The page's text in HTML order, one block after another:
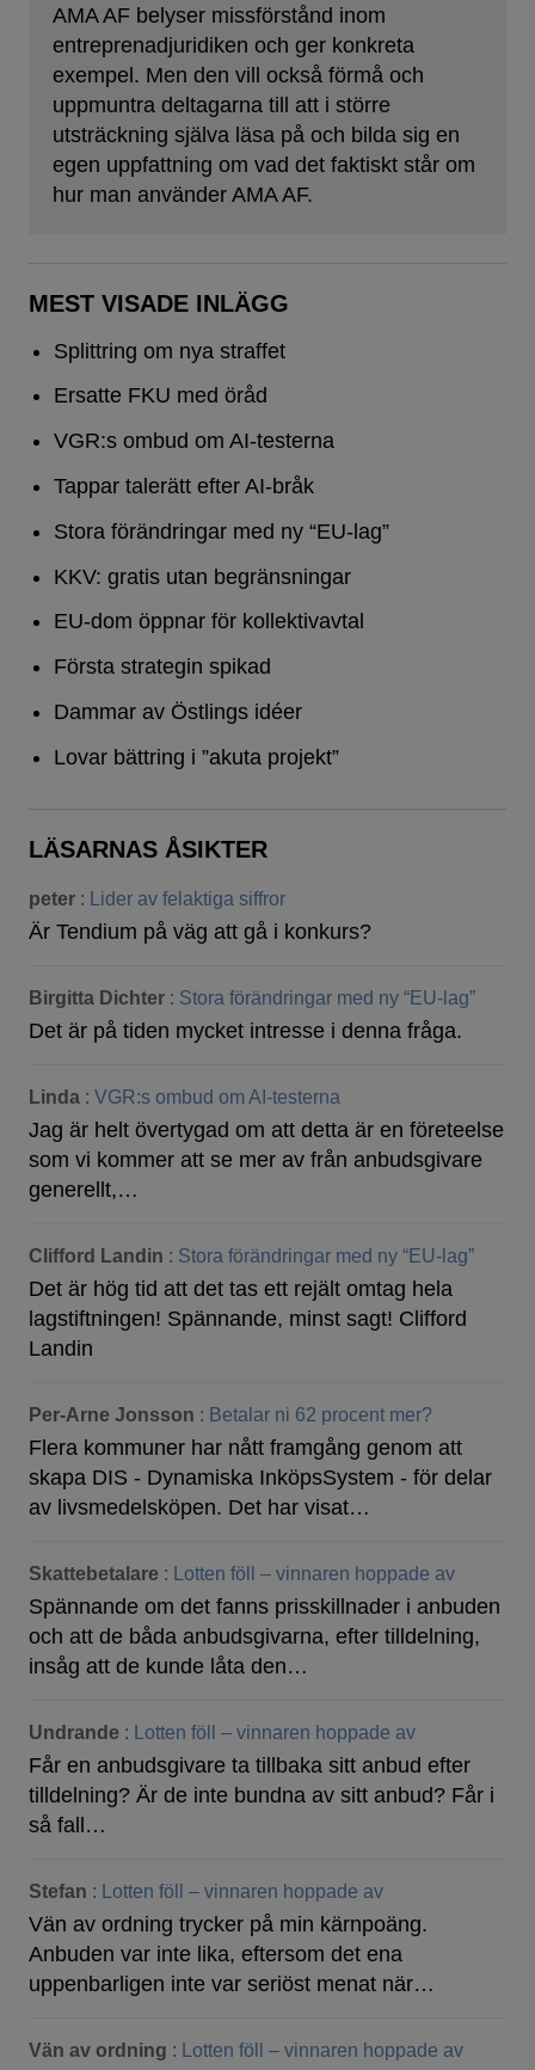
AMA AF belyser missförstånd inom
entreprenadjuridiken och ger konkreta
exempel. Men den vill också förmå och
uppmuntra deltagarna till att i större
utsträckning själva läsa på och bilda sig en
egen uppfattning om vad det faktiskt står om
hur man använder AMA AF.
MEST VISADE INLÄGG
Splittring om nya straffet
Ersatte FKU med öråd
VGR:s ombud om AI-testerna
Tappar talerätt efter AI-bråk
Stora förändringar med ny “EU-lag”
KKV: gratis utan begränsningar
EU-dom öppnar för kollektivavtal
Första strategin spikad
Dammar av Östlings idéer
Lovar bättring i ”akuta projekt”
LÄSARNAS ÅSIKTER
peter : Lider av felaktiga siffror
Är Tendium på väg att gå i konkurs?
Birgitta Dichter : Stora förändringar med ny “EU-lag”
Det är på tiden mycket intresse i denna fråga.
Linda : VGR:s ombud om AI-testerna
Jag är helt övertygad om att detta är en företeelse
som vi kommer att se mer av från anbudsgivare
generellt,…
Clifford Landin : Stora förändringar med ny “EU-lag”
Det är hög tid att det tas ett rejält omtag hela
lagstiftningen! Spännande, minst sagt! Clifford
Landin
Per-Arne Jonsson : Betalar ni 62 procent mer?
Flera kommuner har nått framgång genom att
skapa DIS - Dynamiska InköpsSystem - för delar
av livsmedelsköpen. Det har visat…
Skattebetalare : Lotten föll – vinnaren hoppade av
Spännande om det fanns prisskillnader i anbuden
och att de båda anbudsgivarna, efter tilldelning,
insåg att de kunde låta den…
Undrande : Lotten föll – vinnaren hoppade av
Får en anbudsgivare ta tillbaka sitt anbud efter
tilldelning? Är de inte bundna av sitt anbud? Får i
så fall…
Stefan : Lotten föll – vinnaren hoppade av
Vän av ordning trycker på min kärnpoäng.
Anbuden var inte lika, eftersom det ena
uppenbarligen inte var seriöst menat när…
Vän av ordning : Lotten föll – vinnaren hoppade av